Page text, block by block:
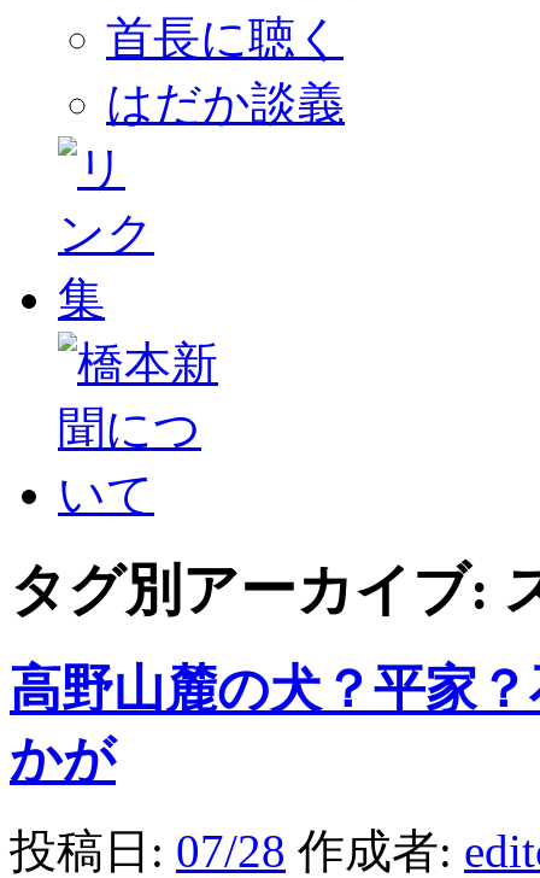
首長に聴く
はだか談義
タグ別アーカイブ:
高野山麓の犬？平家
かが
投稿日: 07/28 作成者: